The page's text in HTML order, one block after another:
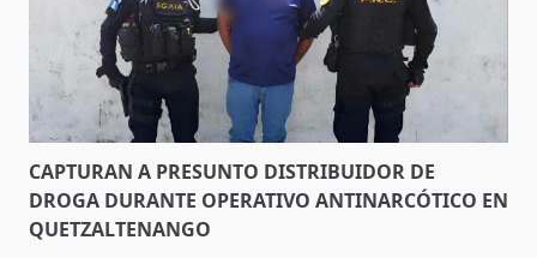
CAPTURAN A PRESUNTO DISTRIBUIDOR DE
DROGA DURANTE OPERATIVO ANTINARCÓTICO EN
QUETZALTENANGO